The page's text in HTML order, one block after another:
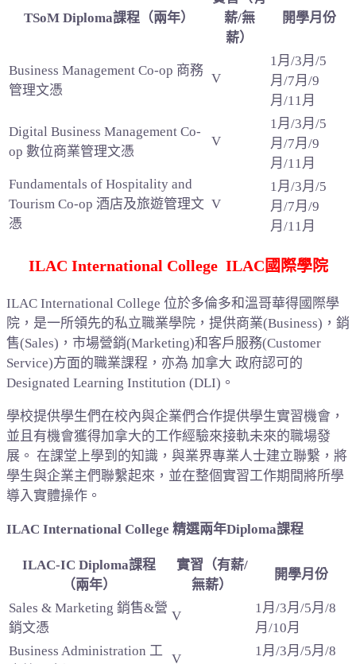
TSoM Diploma課程（兩年）
薪/無
薪）
開學月份
Business Management Co-op 商務
管理文憑
V
1月/3月/5
月/7月/9
月/11月
Digital Business Management Co-
op 數位商業管理文憑
V
1月/3月/5
月/7月/9
月/11月
Fundamentals of Hospitality and
Tourism Co-op 酒店及旅遊管理文
憑
V
1月/3月/5
月/7月/9
月/11月
ILAC International College ILAC國際學院
ILAC International College 位於多倫多和溫哥華得國際學
院，是一所領先的私立職業學院，提供商業(Business)，銷
售(Sales)，市場營銷(Marketing)和客戶服務(Customer
Service)方面的職業課程，亦為 加拿大 政府認可的
Designated Learning Institution (DLI)。
學校提供學生們在校內與企業們合作提供學生實習機會，
並且有機會獲得加拿大的工作經驗來接軌未來的職場發
展。 在課堂上學到的知識，與業界專業人士建立聯繫，將
學生與企業主們聯繫起來，並在整個實習工作期間將所學
導入實體操作。
ILAC International College 精選兩年Diploma課程
ILAC-IC Diploma課程
（兩年）
實習（有薪/
無薪）
開學月份
Sales & Marketing 銷售&營
銷文憑
V
1月/3月/5月/8
月/10月
Business Administration 工
V
1月/3月/5月/8